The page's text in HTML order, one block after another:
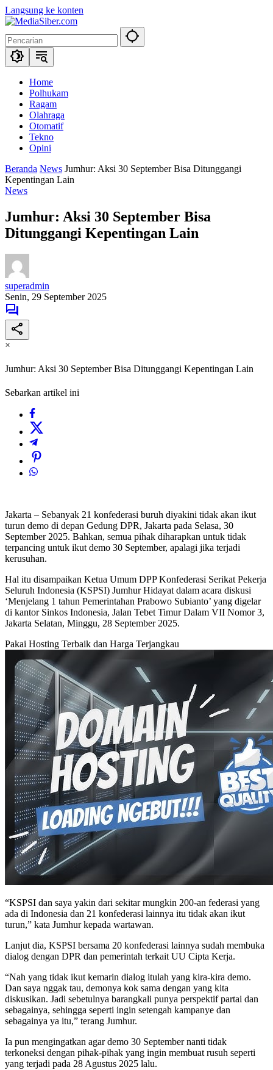
Langsung ke konten
Home
Polhukam
Ragam
Olahraga
Otomatif
Tekno
Opini
Beranda News Jumhur: Aksi 30 September Bisa Ditunggangi
Kepentingan Lain
News
Jumhur: Aksi 30 September Bisa
Ditunggangi Kepentingan Lain
superadmin
Senin, 29 September 2025
×
Jumhur: Aksi 30 September Bisa Ditunggangi Kepentingan Lain
Sebarkan artikel ini
Jakarta – Sebanyak 21 konfederasi buruh diyakini tidak akan ikut
turun demo di depan Gedung DPR, Jakarta pada Selasa, 30
September 2025. Bahkan, semua pihak diharapkan untuk tidak
terpancing untuk ikut demo 30 September, apalagi jika terjadi
kerusuhan.
Hal itu disampaikan Ketua Umum DPP Konfederasi Serikat Pekerja
Seluruh Indonesia (KSPSI) Jumhur Hidayat dalam acara diskusi
‘Menjelang 1 tahun Pemerintahan Prabowo Subianto’ yang digelar
di kantor Sinkos Indonesia, Jalan Tebet Timur Dalam VII Nomor 3,
Jakarta Selatan, Minggu, 28 September 2025.
Pakai Hosting Terbaik dan Harga Terjangkau
“KSPSI dan saya yakin dari sekitar mungkin 200-an federasi yang
ada di Indonesia dan 21 konfederasi lainnya itu tidak akan ikut
turun,” kata Jumhur kepada wartawan.
Lanjut dia, KSPSI bersama 20 konfederasi lainnya sudah membuka
dialog dengan DPR dan pemerintah terkait UU Cipta Kerja.
“Nah yang tidak ikut kemarin dialog itulah yang kira-kira demo.
Dan saya nggak tau, demonya kok sama dengan yang kita
diskusikan. Jadi sebetulnya barangkali punya perspektif partai dan
sebagainya, sehingga seperti ingin setengah kampanye dan
sebagainya ya itu,” terang Jumhur.
Ia pun mengingatkan agar demo 30 September nanti tidak
terkoneksi dengan pihak-pihak yang ingin membuat rusuh seperti
yang terjadi pada 28 Agustus 2025 lalu.